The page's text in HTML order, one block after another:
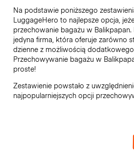
Na podstawie poniższego
LuggageHero to najlepsze opcja,
przechowanie bagażu w Balikpapan.
jedyna firma, która oferuje zarówno
dzienne z możliwością
Przechowywanie bagażu w
proste!
Zestawienie powstało z
najpopularniejszych opcji